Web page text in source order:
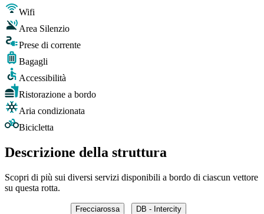
Wifi
Area Silenzio
Prese di corrente
Bagagli
Accessibilità
Ristorazione a bordo
Aria condizionata
Bicicletta
Descrizione della struttura
Scopri di più sui diversi servizi disponibili a bordo di ciascun vettore
su questa rotta.
Frecciarossa DB - Intercity